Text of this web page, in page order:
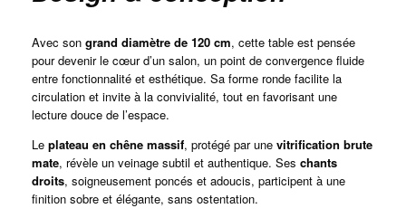
Avec son grand diamètre de 120 cm, cette table est pensée
pour devenir le cœur d’un salon, un point de convergence fluide
entre fonctionnalité et esthétique. Sa forme ronde facilite la
circulation et invite à la convivialité, tout en favorisant une
lecture douce de l’espace.
Le plateau en chêne massif, protégé par une vitrification brute
mate, révèle un veinage subtil et authentique. Ses chants
droits, soigneusement poncés et adoucis, participent à une
finition sobre et élégante, sans ostentation.